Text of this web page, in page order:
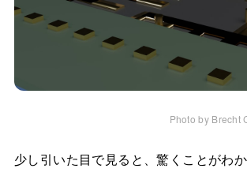
Photo by Brecht
少し引いた目で見ると、驚くことがわか